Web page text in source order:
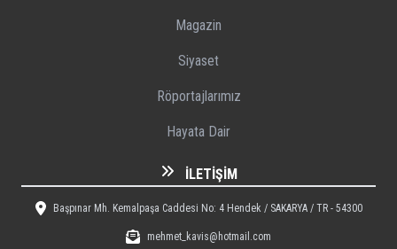
Magazin
Siyaset
Röportajlarımız
Hayata Dair
İLETIŞIM
Başpınar Mh. Kemalpaşa Caddesi No: 4 Hendek / SAKARYA / TR - 54300
mehmet_kavis@hotmail.com